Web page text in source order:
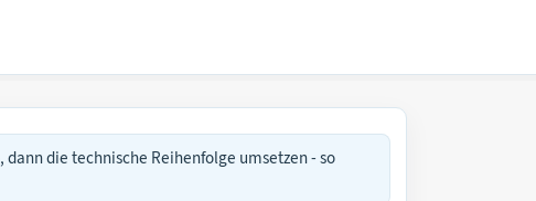
die technische Reihenfolge umsetzen - so